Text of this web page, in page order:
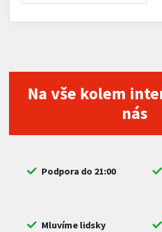
Na vše kolem
nás
Podpora do 21:00
Mluvíme lidsky